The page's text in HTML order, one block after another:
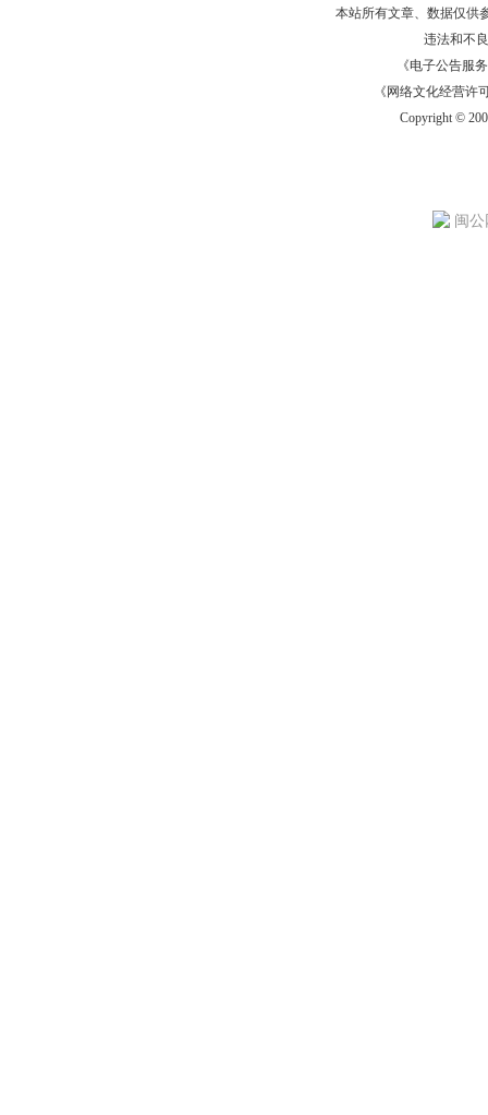
本站所有文章、数据仅供
违法和不
《电子公告服务
《网络文化经营许
Copyright ©
闽公